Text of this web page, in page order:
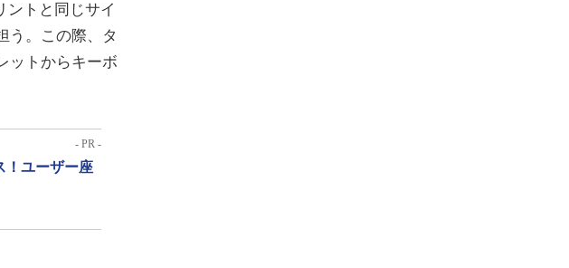
ントと同じサイ
う。この際、タ
ットからキーボ
- PR -
！ユーザー座